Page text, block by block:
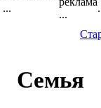
Семья